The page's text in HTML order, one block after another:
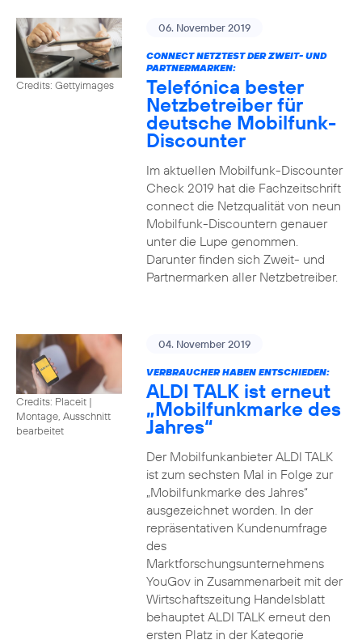
Credits: Gettyimages
06. November 2019
CONNECT NETZTEST DER ZWEIT- UND
PARTNERMARKEN:
Telefónica bester
Netzbetreiber für
deutsche Mobilfunk-
Discounter
Im aktuellen Mobilfunk-Discounter
Check 2019 hat die Fachzeitschrift
connect die Netzqualität von neun
Mobilfunk-Discountern genauer
unter die Lupe genommen.
Darunter finden sich Zweit- und
Partnermarken aller Netzbetreiber.
Credits: Placeit |
Montage, Ausschnitt
bearbeitet
04. November 2019
VERBRAUCHER HABEN ENTSCHIEDEN:
ALDI TALK ist erneut
„Mobilfunkmarke des
Jahres“
Der Mobilfunkanbieter ALDI TALK
ist zum sechsten Mal in Folge zur
„Mobilfunkmarke des Jahres“
ausgezeichnet worden. In der
repräsentativen Kundenumfrage
des
Marktforschungsunternehmens
YouGov in Zusammenarbeit mit der
Wirtschaftszeitung Handelsblatt
behauptet ALDI TALK erneut den
ersten Platz in der Kategorie